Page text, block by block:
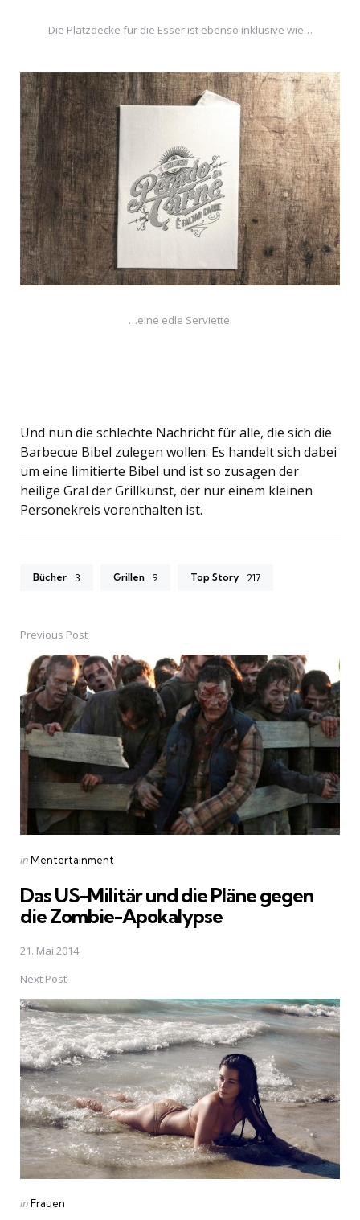
Die Platzdecke für die Esser ist ebenso inklusive wie…
…eine edle Serviette.
Und nun die schlechte Nachricht für alle, die sich die
Barbecue Bibel zulegen wollen: Es handelt sich dabei
um eine limitierte Bibel und ist so zusagen der
heilige Gral der Grillkunst, der nur einem kleinen
Personekreis vorenthalten ist.
Bücher 3 Grillen 9 Top Story 217
Post
navigation
Previous Post
Posted
inMentertainment
Das US-Militär und die Pläne gegen
die Zombie-Apokalypse
21. Mai 2014
Next Post
Posted
inFrauen